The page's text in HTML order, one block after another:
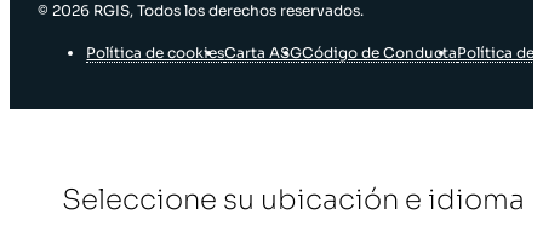
© 2026 RGIS, Todos los derechos reservados.
Política de cookiesCarta ASGCódigo de ConductaPolítica de
Seleccione su ubicación e idioma